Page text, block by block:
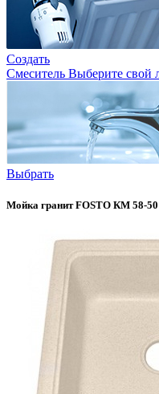
Создать
Смеситель Выберите свой
Выбрать
Мойка гранит FOSTO КМ 58-